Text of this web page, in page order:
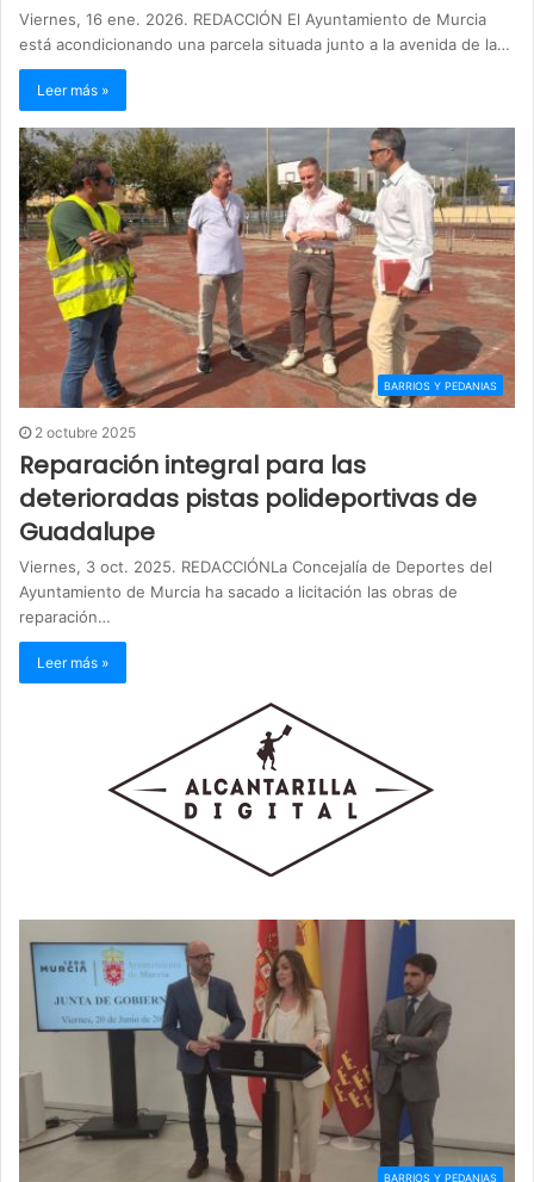
Viernes, 16 ene. 2026. REDACCIÓN El Ayuntamiento de Murcia
está acondicionando una parcela situada junto a la avenida de la…
Leer más »
BARRIOS Y PEDANIAS
2 octubre 2025
Reparación integral para las
deterioradas pistas polideportivas de
Guadalupe
Viernes, 3 oct. 2025. REDACCIÓNLa Concejalía de Deportes del
Ayuntamiento de Murcia ha sacado a licitación las obras de
reparación…
Leer más »
BARRIOS Y PEDANIAS